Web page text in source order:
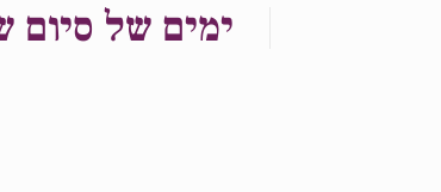
ימים של סיום